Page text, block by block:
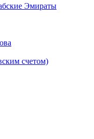
Эмираты
счетом)